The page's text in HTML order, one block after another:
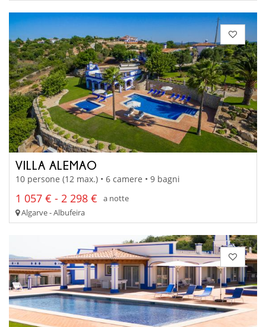
VILLA ALEMAO
10 persone (12 max.) • 6 camere • 9 bagni
1 057 € - 2 298 €
a notte
Algarve - Albufeira